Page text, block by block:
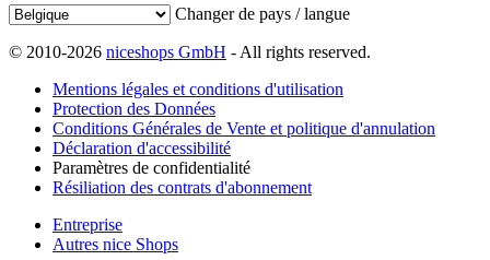
Changer de pays / langue
© 2010-2026 niceshops GmbH - All rights reserved.
Mentions légales et conditions d'utilisation
Protection des Données
Conditions Générales de Vente et politique d'annulation
Déclaration d'accessibilité
Paramètres de confidentialité
Résiliation des contrats d'abonnement
Entreprise
Autres nice Shops